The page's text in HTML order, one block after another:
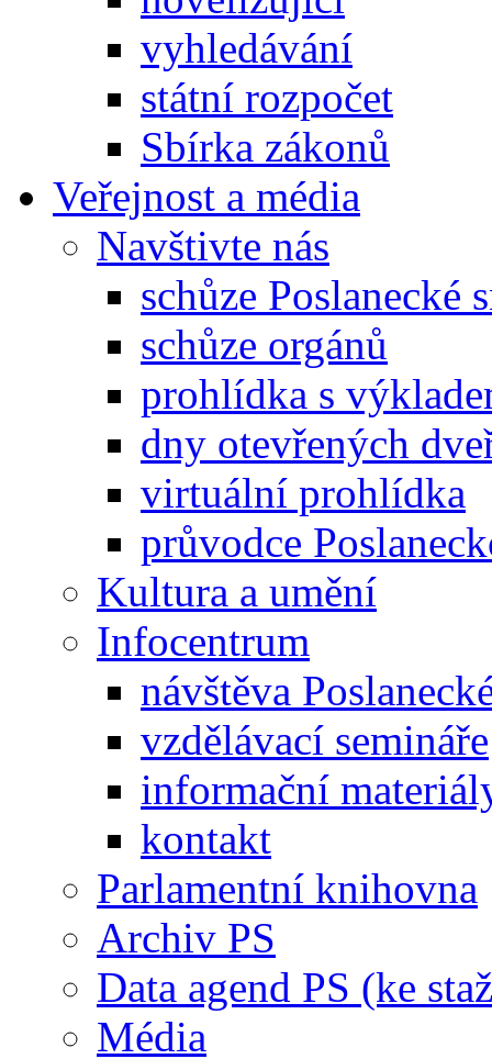
vyhledávání
státní rozpočet
Sbírka zákonů
Veřejnost a média
Navštivte nás
schůze Poslanecké
schůze orgánů
prohlídka s
dny otevřených
virtuální prohlídka
průvodce
Kultura a umění
Infocentrum
návštěva
vzdělávací semináře
informační
kontakt
Parlamentní knihovna
Archiv PS
Data agend PS (ke
Média